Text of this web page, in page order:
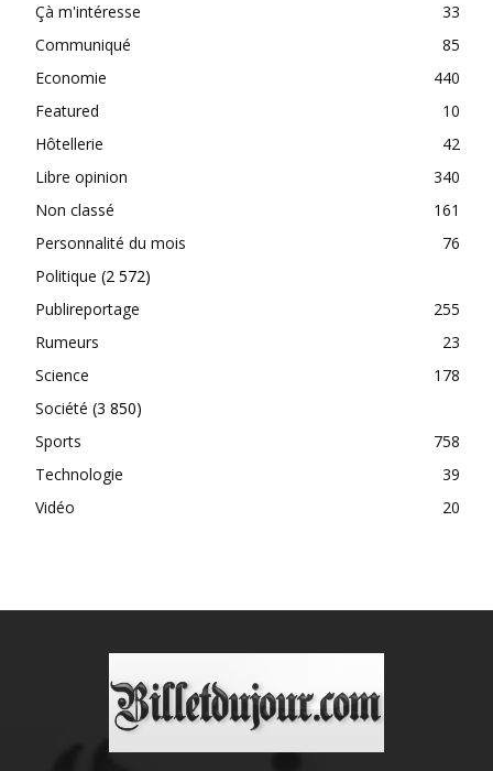
Çà m'intéresse
33
Communiqué
85
Economie
440
Featured
10
Hôtellerie
42
Libre opinion
340
Non classé
161
Personnalité du mois
76
Politique (2 572)
Publireportage
255
Rumeurs
23
Science
178
Société (3 850)
Sports
758
Technologie
39
Vidéo
20